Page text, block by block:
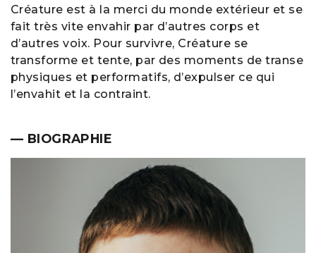
Créature est à la merci du monde extérieur et se
fait très vite envahir par d’autres corps et
d’autres voix. Pour survivre, Créature se
transforme et tente, par des moments de transe
physiques et performatifs, d’expulser ce qui
l’envahit et la contraint.
— BIOGRAPHIE